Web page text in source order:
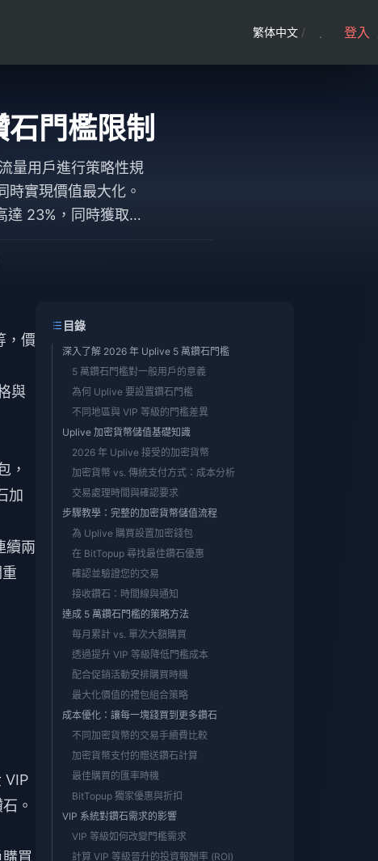
繁体中文 / 登入
門檻限制
量用戶進行策略性規
時實現價值最大化。
達 23%，同時獲取從
，價
與
，
加
續兩
VIP
。
買
目錄
深入了解 2026 年 Uplive 5 萬鑽石門檻
5 萬鑽石門檻對一般用戶的意義
為何 Uplive 要設置鑽石門檻
不同地區與 VIP 等級的門檻差異
Uplive 加密貨幣儲值基礎知識
2026 年 Uplive 接受的加密貨幣
加密貨幣 vs. 傳統支付方式：成本分析
交易處理時間與確認要求
步驟教學：完整的加密貨幣儲值流程
為 Uplive 購買設置加密錢包
在 BitTopup 尋找最佳鑽石優惠
確認並驗證您的交易
接收鑽石：時間線與通知
達成 5 萬鑽石門檻的策略方法
每月累計 vs. 單次大額購買
透過提升 VIP 等級降低門檻成本
配合促銷活動安排購買時機
最大化價值的禮包組合策略
成本優化：讓每一塊錢買到更多鑽石
不同加密貨幣的交易手續費比較
加密貨幣支付的贈送鑽石計算
最佳購買的匯率時機
BitTopup 獨家優惠與折扣
VIP 系統對鑽石需求的影響
VIP 等級如何改變門檻需求
計算 VIP 等級晉升的投資報酬率 (ROI)